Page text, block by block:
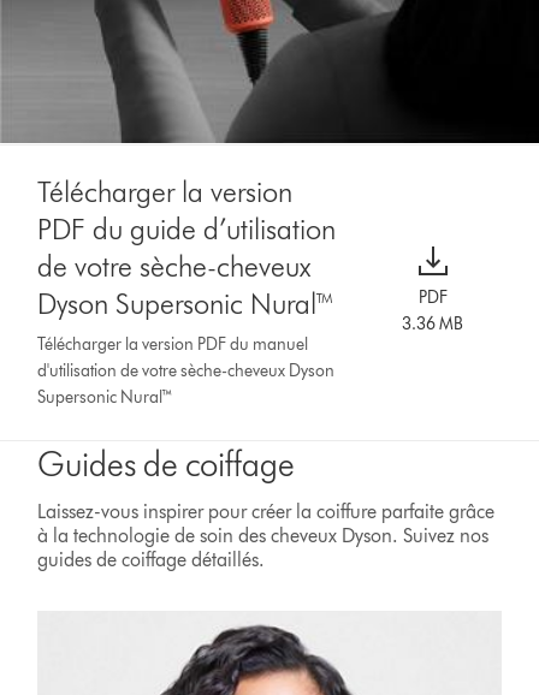
Télécharger la version
PDF du guide d’utilisation
de votre sèche-cheveux
Dyson Supersonic Nural™
Télécharger la version PDF du manuel
d'utilisation de votre sèche-cheveux Dyson
Supersonic Nural™
PDF
3.36 MB
Guides de coiffage
Laissez-vous inspirer pour créer la coiffure parfaite grâce
à la technologie de soin des cheveux Dyson. Suivez nos
guides de coiffage détaillés.